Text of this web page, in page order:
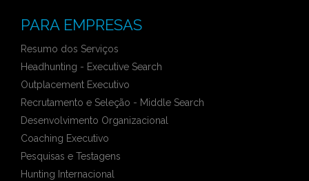
PARA EMPRESAS
Resumo dos Serviços
Headhunting - Executive Search
Outplacement Executivo
Recrutamento e Seleção - Middle Search
Desenvolvimento Organizacional
Coaching Executivo
Pesquisas e Testagens
Hunting Internacional